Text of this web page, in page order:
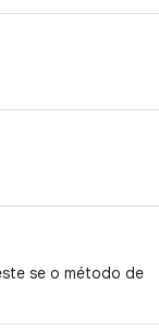
se o método de